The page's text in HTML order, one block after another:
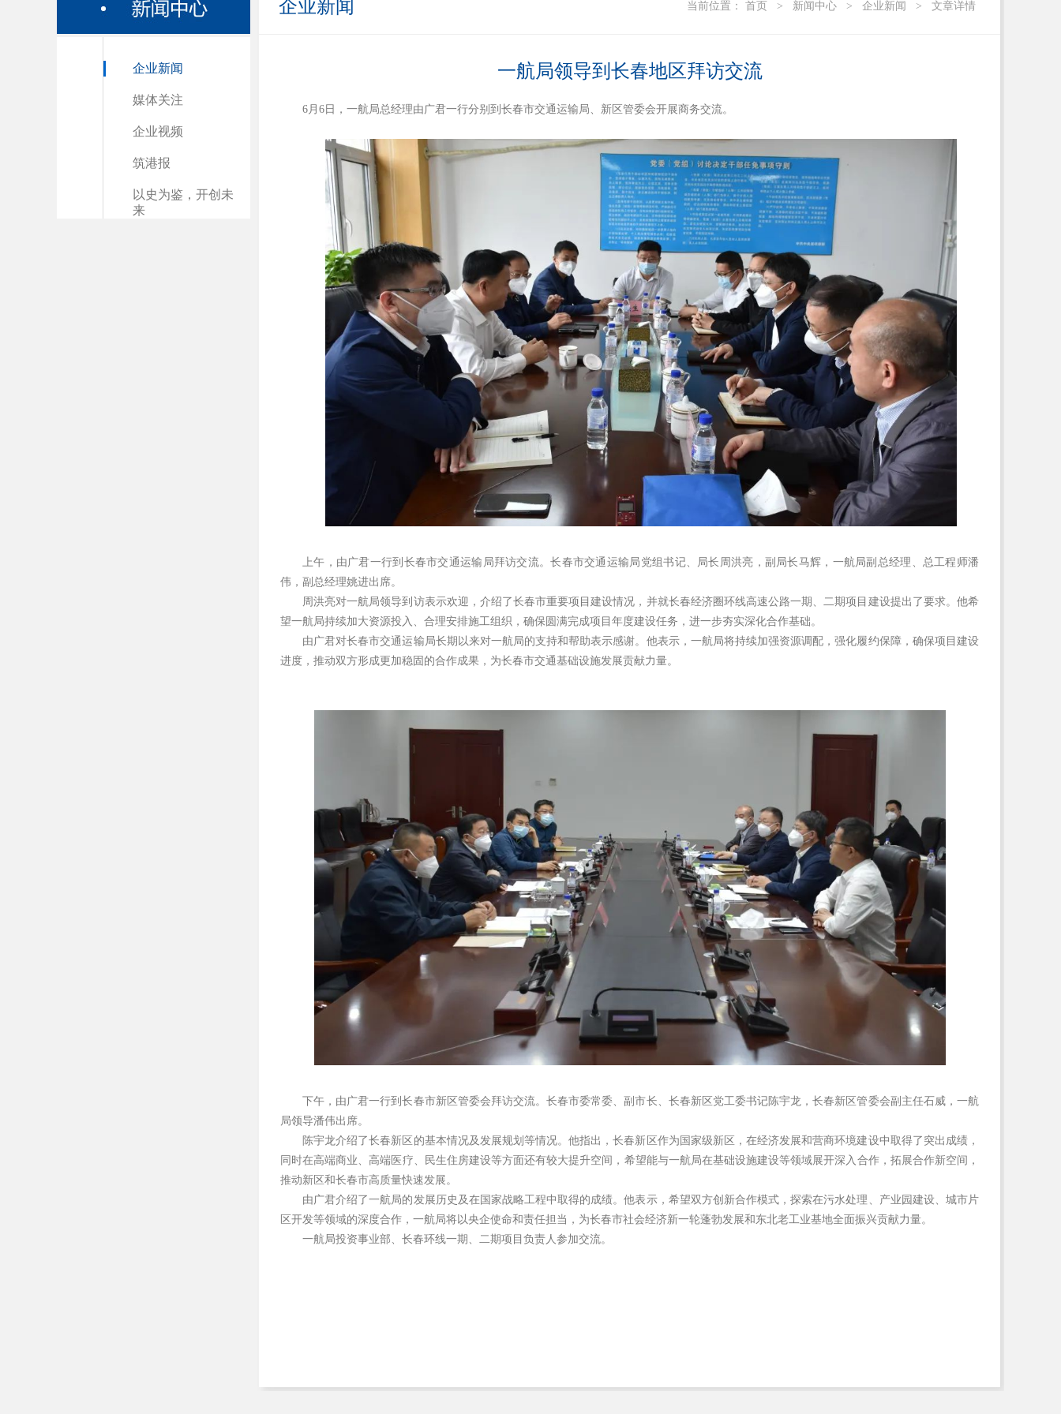
企业新闻
媒体关注
企业视频
筑港报
以史为鉴，开创未
来
企业新闻 当前位置： 首页 > 新闻中心 > 企业新闻 > 文章详情
一航局领导到长春地区拜访交流
6月6日，一航局总经理由广君一行分别到长春市交通运输局、新区管委会开展商务交流。
上午，由广君一行到长春市交通运输局拜访交流。长春市交通运输局党组书记、局长周洪亮，副局长马辉，一航局副总经理、总工程师潘
伟，副总经理姚进出席。
周洪亮对一航局领导到访表示欢迎，介绍了长春市重要项目建设情况，并就长春经济圈环线高速公路一期、二期项目建设提出了要求。他希
望一航局持续加大资源投入、合理安排施工组织，确保圆满完成项目年度建设任务，进一步夯实深化合作基础。
由广君对长春市交通运输局长期以来对一航局的支持和帮助表示感谢。他表示，一航局将持续加强资源调配，强化履约保障，确保项目建设
进度，推动双方形成更加稳固的合作成果，为长春市交通基础设施发展贡献力量。
下午，由广君一行到长春市新区管委会拜访交流。长春市委常委、副市长、长春新区党工委书记陈宇龙，长春新区管委会副主任石威，一航
局领导潘伟出席。
陈宇龙介绍了长春新区的基本情况及发展规划等情况。他指出，长春新区作为国家级新区，在经济发展和营商环境建设中取得了突出成绩，
同时在高端商业、高端医疗、民生住房建设等方面还有较大提升空间，希望能与一航局在基础设施建设等领域展开深入合作，拓展合作新空间，
推动新区和长春市高质量快速发展。
由广君介绍了一航局的发展历史及在国家战略工程中取得的成绩。他表示，希望双方创新合作模式，探索在污水处理、产业园建设、城市片
区开发等领域的深度合作，一航局将以央企使命和责任担当，为长春市社会经济新一轮蓬勃发展和东北老工业基地全面振兴贡献力量。
一航局投资事业部、长春环线一期、二期项目负责人参加交流。